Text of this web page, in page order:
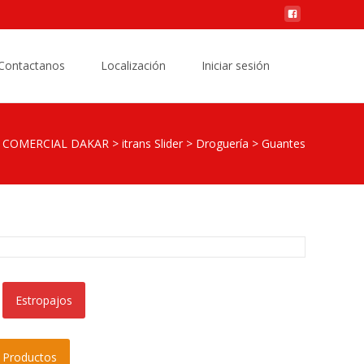
Localización Iniciar sesión
COMERCIAL DAKAR > itrans Slider > Droguería > Guantes
Estropajos